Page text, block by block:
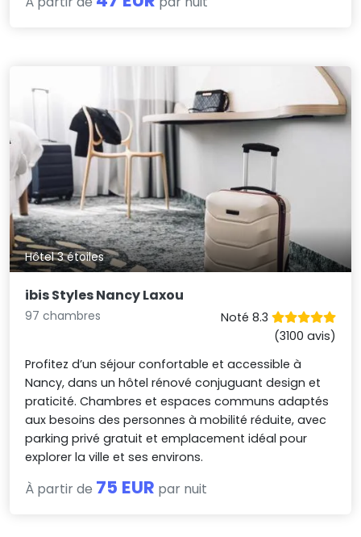
Hôtel 3 étoiles
ibis Styles Nancy Laxou
97 chambres
Noté 8.3
(3100 avis)
Profitez d’un séjour confortable et accessible à
Nancy, dans un hôtel rénové conjuguant design et
praticité. Chambres et espaces communs adaptés
aux besoins des personnes à mobilité réduite, avec
parking privé gratuit et emplacement idéal pour
explorer la ville et ses environs.
À partir de 75 EUR par nuit